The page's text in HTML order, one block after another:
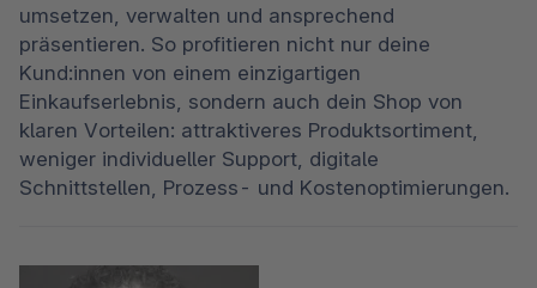
umsetzen, verwalten und ansprechend
präsentieren. So profitieren nicht nur deine
Kund:innen von einem einzigartigen
Einkaufserlebnis, sondern auch dein Shop von
klaren Vorteilen: attraktiveres Produktsortiment,
weniger individueller Support, digitale
Schnittstellen, Prozess- und Kostenoptimierungen.